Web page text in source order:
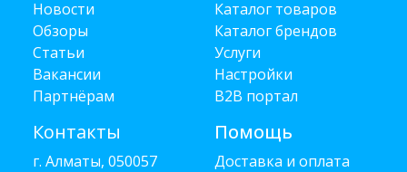
Новости
Обзоры
Статьи
Вакансии
Партнёрам
Контакты
г. Алматы, 050057
Каталог товаров
Каталог брендов
Услуги
Настройки
B2B портал
Помощь
Доставка и оплата